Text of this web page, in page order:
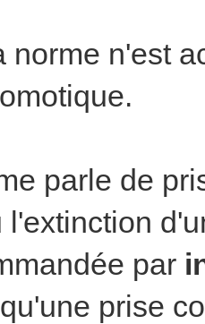
norme n'est
parle de
l'extinction
par
prise